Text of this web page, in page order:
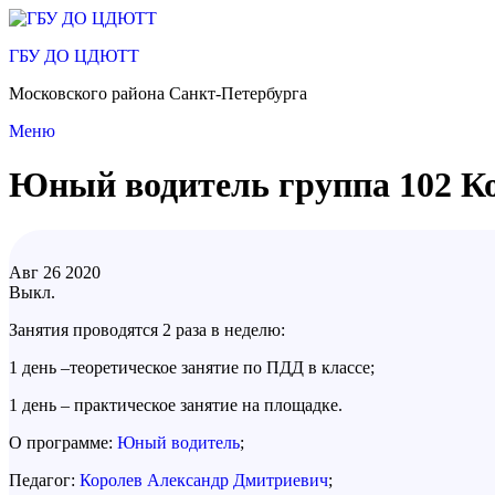
Перейти
содержимому
ГБУ ДО ЦДЮТТ
Московского района Санкт-Петербурга
Меню
Юный водитель группа 102
Авг 26 2020
Выкл.
Занятия проводятся 2 раза в неделю:
1 день –теоретическое занятие по ПДД в классе;
1 день – практическое занятие на площадке.
О программе: Юный водитель;
Педагог: Королев Александр Дмитриевич;